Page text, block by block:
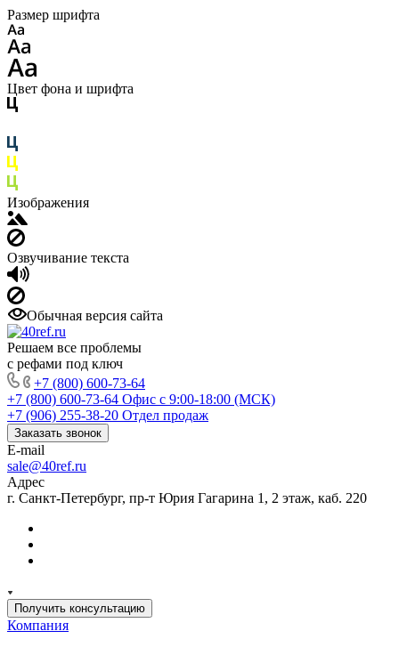
Размер шрифта
Цвет фона и шрифта
Изображения
Озвучивание текста
Обычная версия сайта
Решаем все проблемы
с рефами под ключ
+7 (800) 600-73-64
+7 (800) 600-73-64 Офис с 9:00-18:00 (МСК)
+7 (906) 255-38-20 Отдел продаж
Заказать звонок
E-mail
sale@40ref.ru
Адрес
г. Санкт-Петербург, пр-т Юрия Гагарина 1, 2 этаж, каб. 220
Получить консультацию
Компания